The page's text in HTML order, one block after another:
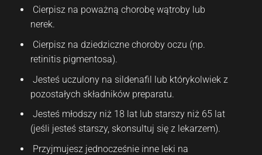
Cierpisz na poważną chorobę wątroby lub
nerek.
Cierpisz na dziedziczne choroby oczu (np.
retinitis pigmentosa).
Jesteś uczulony na sildenafil lub którykolwiek z
pozostałych składników preparatu.
Jesteś młodszy niż 18 lat lub starszy niż 65 lat
(jeśli jesteś starszy, skonsultuj się z lekarzem).
Przyjmujesz jednocześnie inne leki na